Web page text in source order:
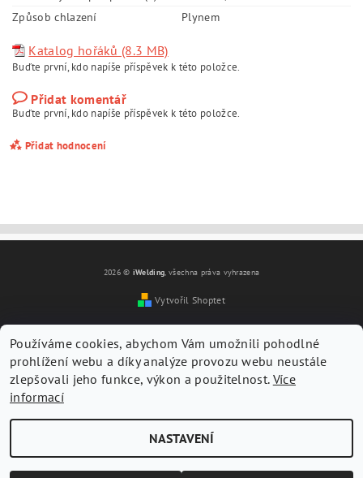
Způsob chlazení
Plynem
Katalog hořáků (8.3 MB)
Buďte první, kdo napíše příspěvek k této položce.
Přidat komentář
Buďte první, kdo napíše příspěvek k této položce.
Přidat hodnocení
Vložením hodnocení souhlasíte s
2026 © iWelding, všechna práva vyhrazena
Vytvořil Shoptet
Používáme cookies, abychom Vám umožnili pohodlné
prohlížení webu a díky analýze provozu webu neustále
zlepšovali jeho funkce, výkon a použitelnost. Více
informací
NASTAVENÍ